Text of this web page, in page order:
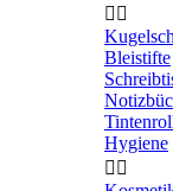
 
Bleistifte
Hygiene
 